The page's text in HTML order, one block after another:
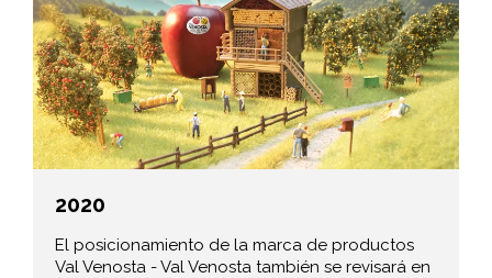
2020
El posicionamiento de la marca de productos
Val Venosta - Val Venosta también se revisará en